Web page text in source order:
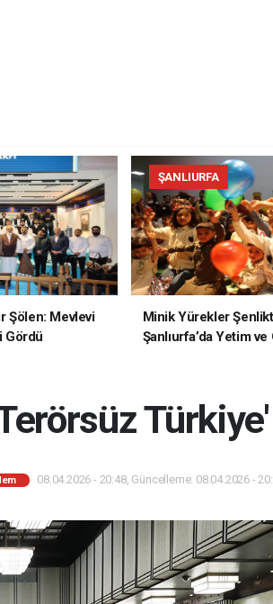
Şölen: Mevlevi
Gördü
ŞANLIURFA
Minik Yürekler
Şanlıurfa’da Yetim
08.04.2026 - 20:48, Güncelleme: 08.04.2026 -